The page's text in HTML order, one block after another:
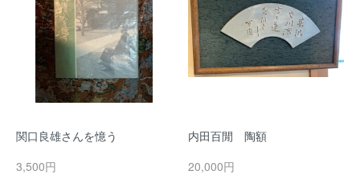
関口良雄さんを憶う
3,500円
内田百閒 陶額
20,000円